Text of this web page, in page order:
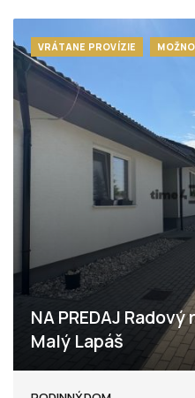
VRÁTANE PROVÍZIE
NA PREDAJ
Malý Lapáš
Malý Lapáš